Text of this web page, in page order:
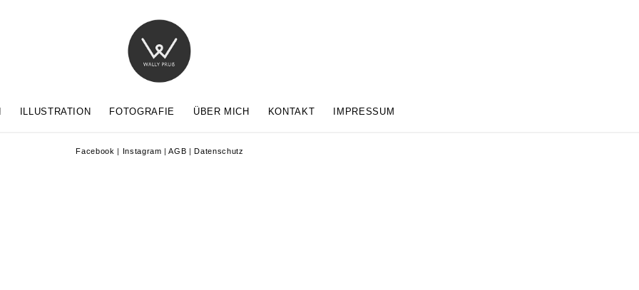
ILLUSTRATION FOTOGRAFIE ÜBER MICH KONTAKT IMPRESSUM
Facebook | Instagram |AGB |Datenschutz